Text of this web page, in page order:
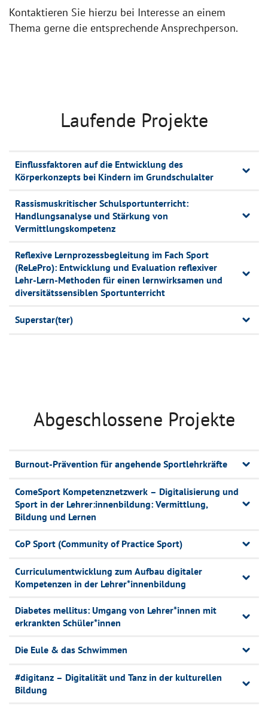
Kontaktieren Sie hierzu bei Interesse an einem
Thema gerne die entsprechende Ansprechperson.
Laufende Projekte
Einflussfaktoren auf die Entwicklung des
Körperkonzepts bei Kindern im Grundschulalter
Rassismuskritischer Schulsportunterricht:
Handlungsanalyse und Stärkung von
Vermittlungskompetenz
Reflexive Lernprozessbegleitung im Fach Sport
(ReLePro): Entwicklung und Evaluation reflexiver
Lehr-Lern-Methoden für einen lernwirksamen und
diversitätssensiblen Sportunterricht
Superstar(ter)
Abgeschlossene Projekte
Burnout-Prävention für angehende Sportlehrkräfte
ComeSport Kompetenznetzwerk – Digitalisierung und
Sport in der Lehrer:innenbildung: Vermittlung,
Bildung und Lernen
CoP Sport (Community of Practice Sport)
Curriculumentwicklung zum Aufbau digitaler
Kompetenzen in der Lehrer*innenbildung
Diabetes mellitus: Umgang von Lehrer*innen mit
erkrankten Schüler*innen
Die Eule & das Schwimmen
#digitanz – Digitalität und Tanz in der kulturellen
Bildung